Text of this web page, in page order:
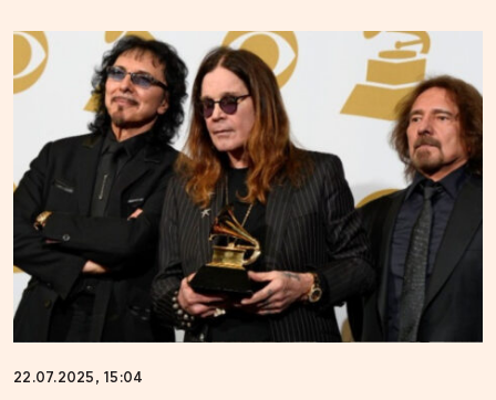
22.07.2025, 15:04